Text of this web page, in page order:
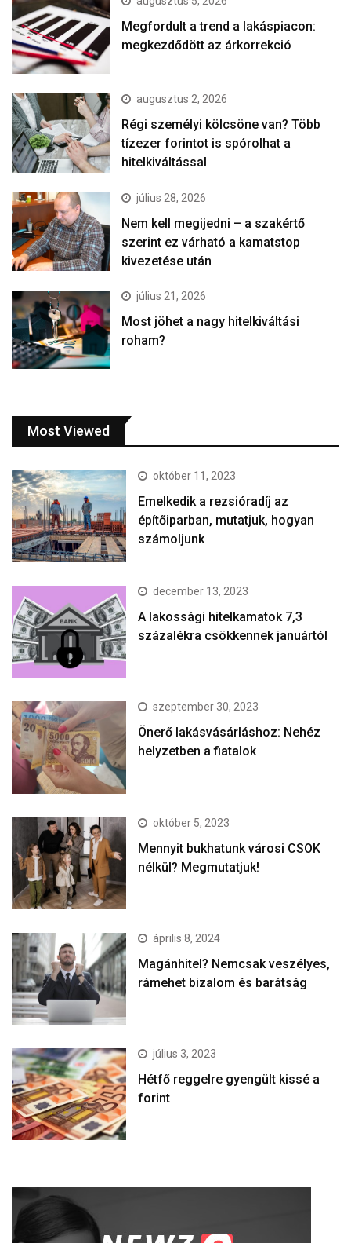
Megfordult a trend a lakáspiacon:
megkezdődött az árkorrekció
augusztus 2, 2026
Régi személyi kölcsöne van? Több
tízezer forintot is spórolhat a
hitelkiváltással
július 28, 2026
Nem kell megijedni – a szakértő
szerint ez várható a kamatstop
kivezetése után
július 21, 2026
Most jöhet a nagy hitelkiváltási
roham?
Most Viewed
október 11, 2023
Emelkedik a rezsióradíj az
építőiparban, mutatjuk, hogyan
számoljunk
december 13, 2023
A lakossági hitelkamatok 7,3
százalékra csökkennek januártól
szeptember 30, 2023
Önerő lakásvásárláshoz: Nehéz
helyzetben a fiatalok
október 5, 2023
Mennyit bukhatunk városi CSOK
nélkül? Megmutatjuk!
április 8, 2024
Magánhitel? Nemcsak veszélyes,
rámehet bizalom és barátság
július 3, 2023
Hétfő reggelre gyengült kissé a
forint